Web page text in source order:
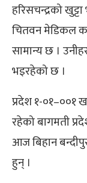
हरिसचन्द्रको
चितवन मेडिकल
सामान्य छ ।
भइरहेको छ ।
प्रदेश १-०१–००१
रहेको बागमती
आज बिहान
हुन् ।